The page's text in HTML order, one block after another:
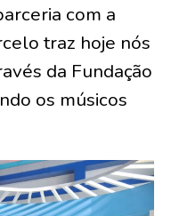
com a
traz hoje nós
da Fundação
os músicos